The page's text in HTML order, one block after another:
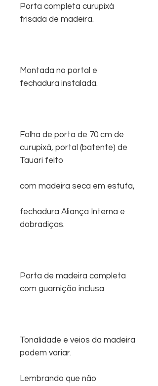
Porta completa curupixá
frisada de madeira.
Montada no portal e
fechadura instalada.
Folha de porta de 70 cm de
curupixá, portal (batente) de
Tauari feito
com madeira seca em estufa,
fechadura Aliança Interna e
dobradiças.
Porta de madeira completa
com guarnição inclusa
Tonalidade e veios da madeira
podem variar.
Lembrando que não